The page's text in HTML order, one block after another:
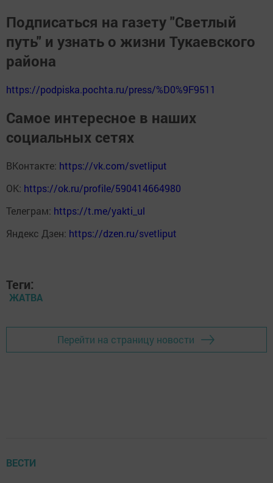
Подписаться на газету "Светлый
путь" и узнать о жизни Тукаевского
района
https://podpiska.pochta.ru/press/%D0%9F9511
Самое интересное в наших
социальных сетях
ВКонтакте: https://vk.com/svetliput
ОК: https://ok.ru/profile/590414664980
Телеграм: https://t.me/yakti_ul
Яндекс Дзен: https://dzen.ru/svetliput
Теги:
ЖАТВА
Перейти на страницу новости
ВЕСТИ